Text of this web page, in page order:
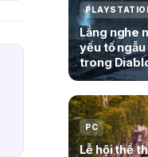
Lắng nghe
yếu tố
trong
PC
Lễ hội thể